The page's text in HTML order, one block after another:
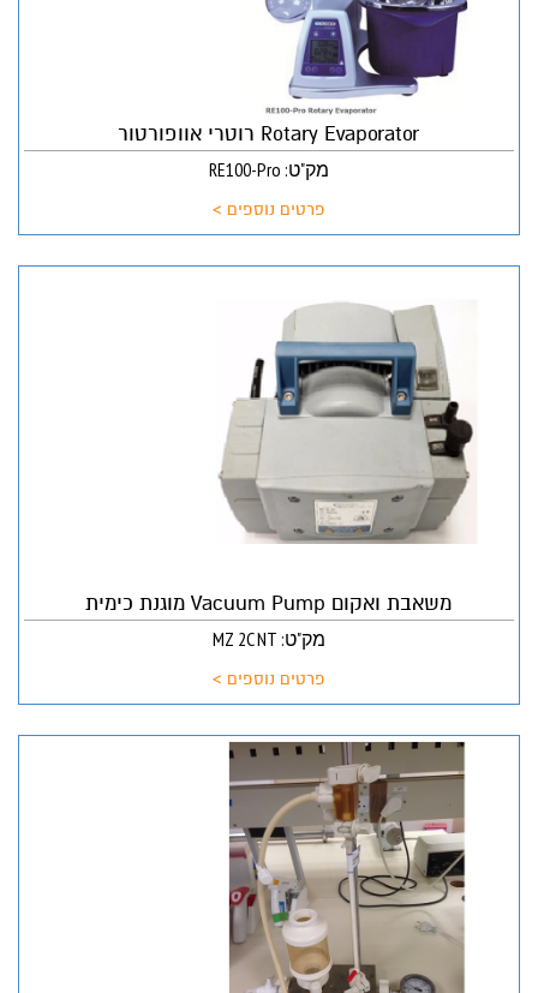
Rotary Evaporator רוטרי אוופורטור
מק"ט: RE100-Pro
פרטים נוספים >
משאבת ואקום Vacuum Pump מוגנת כימית
מק"ט: MZ 2C NT
פרטים נוספים >